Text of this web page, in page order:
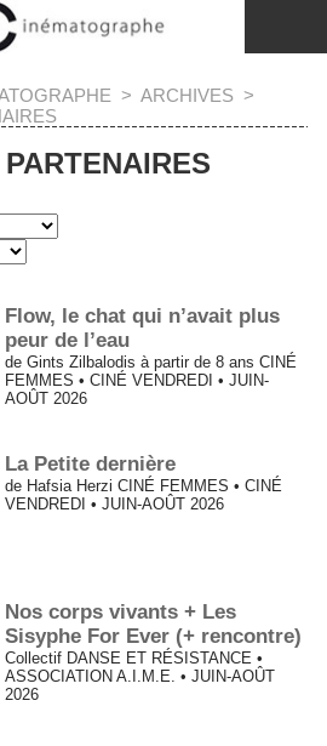
> ARCHIVES >
Flow, le chat qui n’avait plus
peur de l’eau
de Gints Zilbalodis à partir de 8 ans CINÉ
FEMMES • CINÉ VENDREDI • JUIN-
AOÛT 2026
La Petite dernière
de Hafsia Herzi CINÉ FEMMES • CINÉ
VENDREDI • JUIN-AOÛT 2026
Nos corps vivants + Les
Sisyphe For Ever (+ rencontre)
Collectif DANSE ET RÉSISTANCE •
ASSOCIATION A.I.M.E. • JUIN-AOÛT
2026